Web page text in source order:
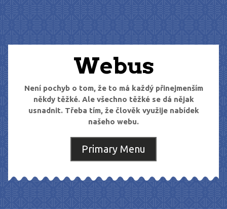
Webus
Není pochyb o tom, že to má každý přinejmenším
někdy těžké. Ale všechno těžké se dá nějak
usnadnit. Třeba tím, že člověk využije nabídek
našeho webu.
Primary Menu